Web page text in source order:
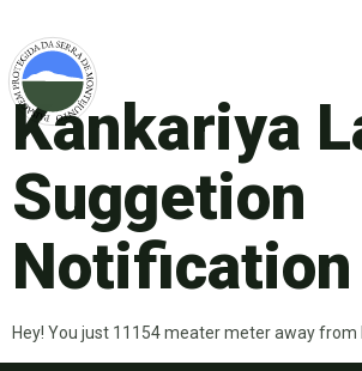
Kankariya
Suggetion
Notification
Hey! You just 11154 meater meter away from